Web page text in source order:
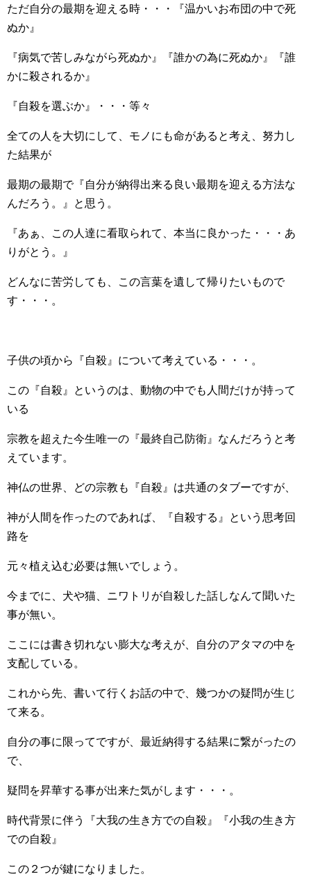
ただ自分の最期を迎える時・・・『温かいお布団の中で死
ぬか』
『病気で苦しみながら死ぬか』『誰かの為に死ぬか』『誰
かに殺されるか』
『自殺を選ぶか』・・・等々
全ての人を大切にして、モノにも命があると考え、努力し
た結果が
最期の最期で『自分が納得出来る良い最期を迎える方法な
んだろう。』と思う。
『あぁ、この人達に看取られて、本当に良かった・・・あ
りがとう。』
どんなに苦労しても、この言葉を遺して帰りたいもので
す・・・。
子供の頃から『自殺』について考えている・・・。
この『自殺』というのは、動物の中でも人間だけが持って
いる
宗教を超えた今生唯一の『最終自己防衛』なんだろうと考
えています。
神仏の世界、どの宗教も『自殺』は共通のタブーですが、
神が人間を作ったのであれば、『自殺する』という思考回
路を
元々植え込む必要は無いでしょう。
今までに、犬や猫、ニワトリが自殺した話しなんて聞いた
事が無い。
ここには書き切れない膨大な考えが、自分のアタマの中を
支配している。
これから先、書いて行くお話の中で、幾つかの疑問が生じ
て来る。
自分の事に限ってですが、最近納得する結果に繋がったの
で、
疑問を昇華する事が出来た気がします・・・。
時代背景に伴う『大我の生き方での自殺』『小我の生き方
での自殺』
この２つが鍵になりました。